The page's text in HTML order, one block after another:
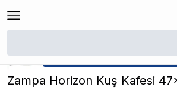
/
★ Atakan Petshop, Zampa
Zampa Horizon Kuş Kafesi